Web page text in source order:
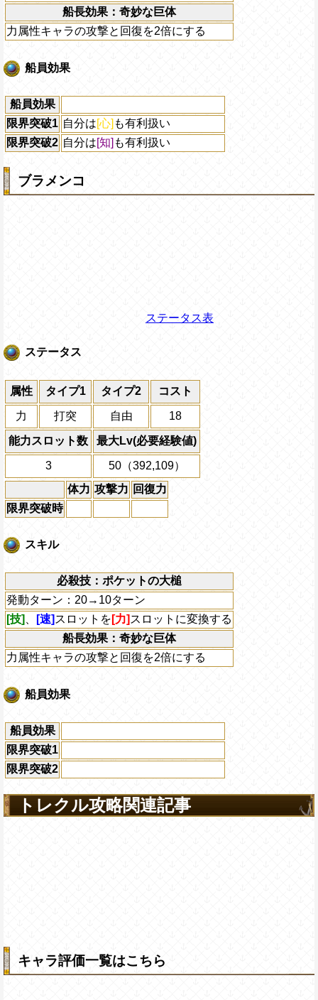
船長効果：奇妙な巨体
力属性キャラの攻撃と回復を2倍にする
船員効果
船員効果
限界突破1 自分は[心] も有利扱い
限界突破2 自分は[知] も有利扱い
ブラメンコ
ステータス表
ステータス
属性 タイプ1 タイプ2 コスト
力 打突 自由 18
能力スロット数 最大Lv(必要経験値)
3
50（392,109）
体力 攻撃力 回復力
限界突破時
スキル
必殺技：ポケットの大槌
発動ターン：20→10ターン
[技]
[速] スロットを [力] スロットに変換する
船長効果：奇妙な巨体
力属性キャラの攻撃と回復を2倍にする
船員効果
船員効果
限界突破1
限界突破2
トレクル攻略関連記事
キャラ評価一覧はこちら